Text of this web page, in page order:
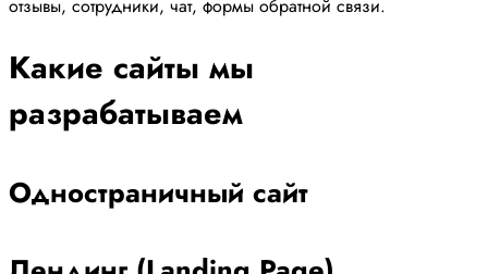
отзывы, сотрудники, чат, формы обратной связи.
Какие сайты мы
разрабатываем
Одностраничный сайт